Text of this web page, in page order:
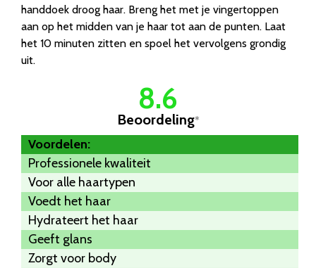
handdoek droog haar. Breng het met je vingertoppen
aan op het midden van je haar tot aan de punten. Laat
het 10 minuten zitten en spoel het vervolgens grondig
uit.
8.6
Beoordeling*
Voordelen:
Professionele kwaliteit
Voor alle haartypen
Voedt het haar
Hydrateert het haar
Geeft glans
Zorgt voor body